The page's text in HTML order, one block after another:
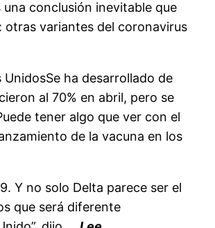
conclusión inevitable que
otras variantes del coronavirus
ha desarrollado de
al 70% en abril, pero se
tener algo que ver con el
de la vacuna en los
Y no solo Delta parece ser el
que será diferente